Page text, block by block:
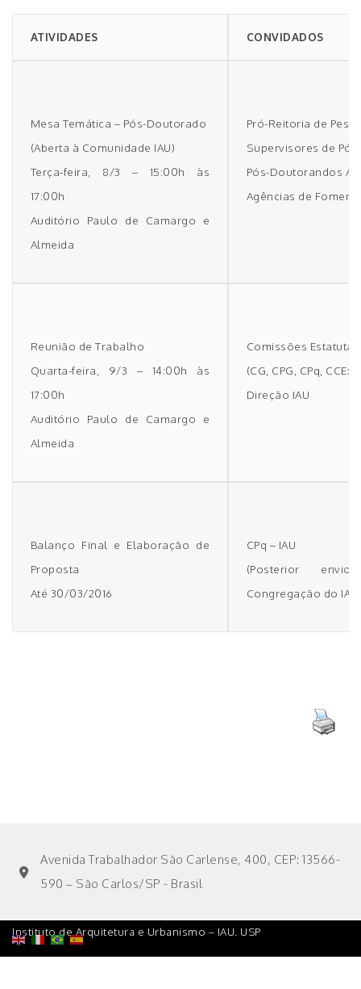
ATIVIDADES CONVIDADOS
Mesa Temática – Pós-Doutorado
(Aberta à Comunidade IAU)
Terça-feira, 8/3 – 15:00h às
17:00h
Auditório Paulo de Camargo e
Almeida
Pró-Reitoria de
Supervisores de
Pós-Doutorandos
Agências de
Reunião de Trabalho
Quarta-feira, 9/3 – 14:00h às
17:00h
Auditório Paulo de Camargo e
Almeida
Comissões
(CG, CPG, CPq, CCEx)
Direção IAU
Balanço Final e Elaboração de
Proposta
Até 30/03/2016
CPq – IAU
(Posterior
Congregação do
Avenida Trabalhador São Carlense, 400, CEP: 13566-
590 – São Carlos/SP - Brasil
Instituto de Arquitetura e Urbanismo – IAU. USP